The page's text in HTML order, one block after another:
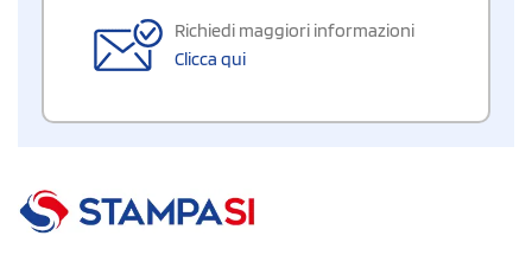
Richiedi maggiori informazioni
Clicca qui